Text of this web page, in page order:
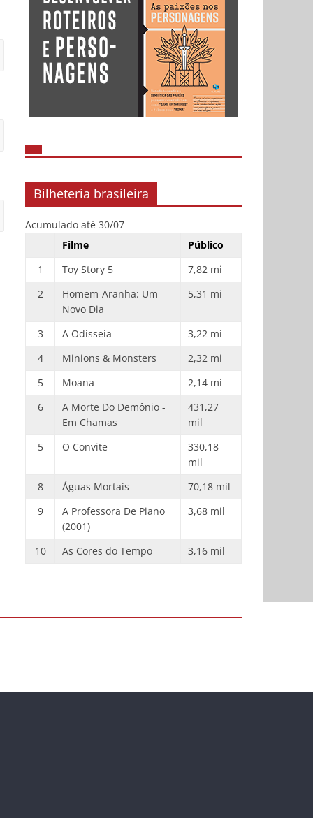
Bilheteria brasileira
Acumulado até 30/07
Filme
Público
1
Toy Story 5
7,82 mi
2
Homem-Aranha: Um
Novo Dia
5,31 mi
3 A Odisseia
3,22 mi
4
Minions & Monsters
2,32 mi
5
Moana
2,14 mi
6
A Morte Do Demônio -
Em Chamas
431,27
mil
5
O Convite
330,18
mil
8
Águas Mortais
70,18 mil
9
A Professora De Piano
(2001)
3,68 mil
10 As Cores do Tempo 3,16 mil